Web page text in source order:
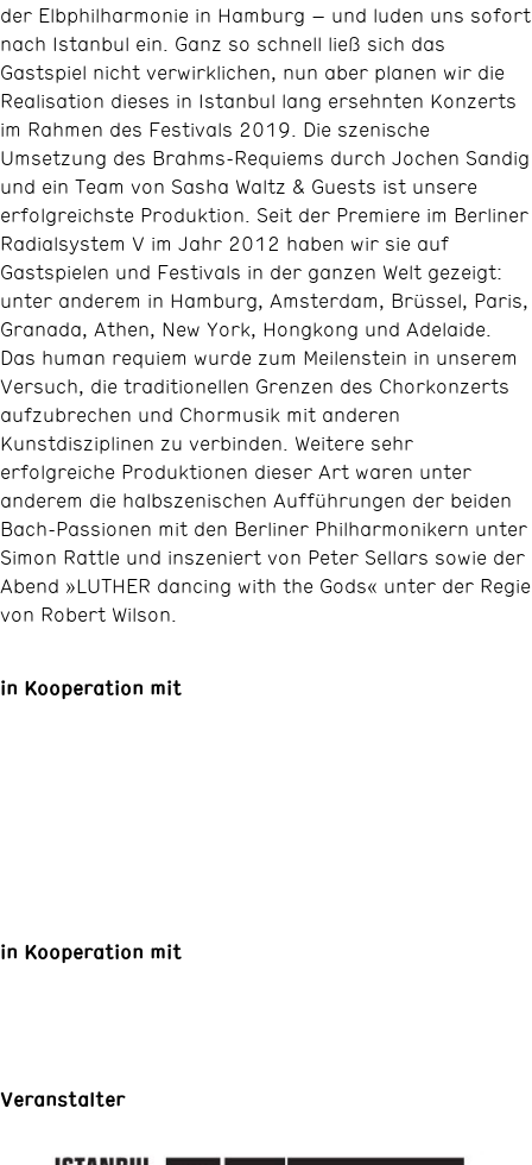
der Elbphilharmonie in Hamburg – und luden uns sofort
nach Istanbul ein. Ganz so schnell ließ sich das
Gastspiel nicht verwirklichen, nun aber planen wir die
Realisation dieses in Istanbul lang ersehnten Konzerts
im Rahmen des Festivals 2019. Die szenische
Umsetzung des Brahms-Requiems durch Jochen Sandig
und ein Team von Sasha Waltz & Guests ist unsere
erfolgreichste Produktion. Seit der Premiere im Berliner
Radialsystem V im Jahr 2012 haben wir sie auf
Gastspielen und Festivals in der ganzen Welt gezeigt:
unter anderem in Hamburg, Amsterdam, Brüssel, Paris,
Granada, Athen, New York, Hongkong und Adelaide.
Das human requiem wurde zum Meilenstein in unserem
Versuch, die traditionellen Grenzen des Chorkonzerts
aufzubrechen und Chormusik mit anderen
Kunstdisziplinen zu verbinden. Weitere sehr
erfolgreiche Produktionen dieser Art waren unter
anderem die halbszenischen Aufführungen der beiden
Bach-Passionen mit den Berliner Philharmonikern unter
Simon Rattle und inszeniert von Peter Sellars sowie der
Abend »LUTHER dancing with the Gods« unter der Regie
von Robert Wilson.
in Kooperation mit
in Kooperation mit
Veranstalter